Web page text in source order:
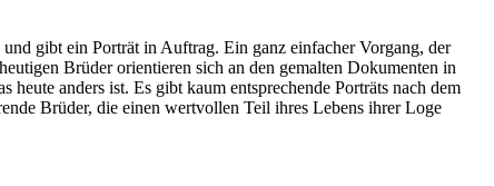
gibt ein Porträt in Auftrag. Ein ganz einfacher Vorgang, der
Brüder orientieren sich an den gemalten Dokumenten in
anders ist. Es gibt kaum entsprechende Porträts nach dem
Brüder, die einen wertvollen Teil ihres Lebens ihrer Loge